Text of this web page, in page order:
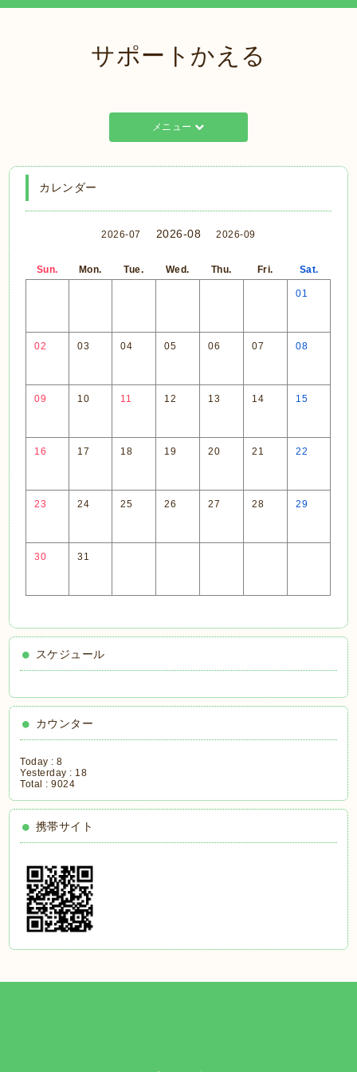
サポートかえる
メニュー
カレンダー
2026-07 2026-08 2026-09
Sun. Mon. Tue. Wed. Thu. Fri. Sat.
01
02 03 04 05 06 07 08
09 10 11 12 13 14 15
16 17 18 19 20 21 22
23 24 25 26 27 28 29
30 31
スケジュール
カウンター
Today :8
Yesterday : 18
Total :9024
携帯サイト